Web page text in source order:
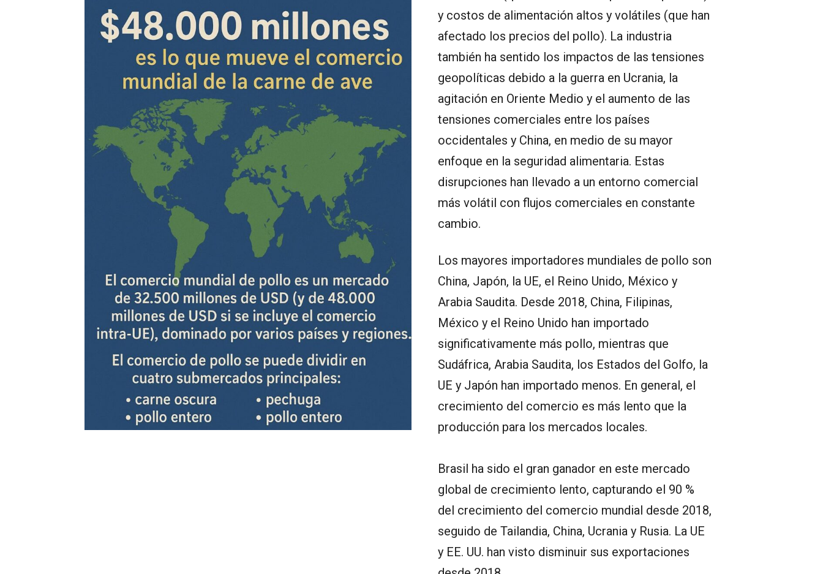
y costos de alimentación altos y volátiles (que han
afectado los precios del pollo). La industria
también ha sentido los impactos de las tensiones
geopolíticas debido a la guerra en Ucrania, la
agitación en Oriente Medio y el aumento de las
tensiones comerciales entre los países
occidentales y China, en medio de su mayor
enfoque en la seguridad alimentaria. Estas
disrupciones han llevado a un entorno comercial
más volátil con flujos comerciales en constante
cambio.
Los mayores importadores mundiales de pollo son
China, Japón, la UE, el Reino Unido, México y
Arabia Saudita. Desde 2018, China, Filipinas,
México y el Reino Unido han importado
significativamente más pollo, mientras que
Sudáfrica, Arabia Saudita, los Estados del Golfo, la
UE y Japón han importado menos. En general, el
crecimiento del comercio es más lento que la
producción para los mercados locales.
Brasil ha sido el gran ganador en este mercado
global de crecimiento lento, capturando el 90 %
del crecimiento del comercio mundial desde 2018,
seguido de Tailandia, China, Ucrania y Rusia. La UE
y EE. UU. han visto disminuir sus exportaciones